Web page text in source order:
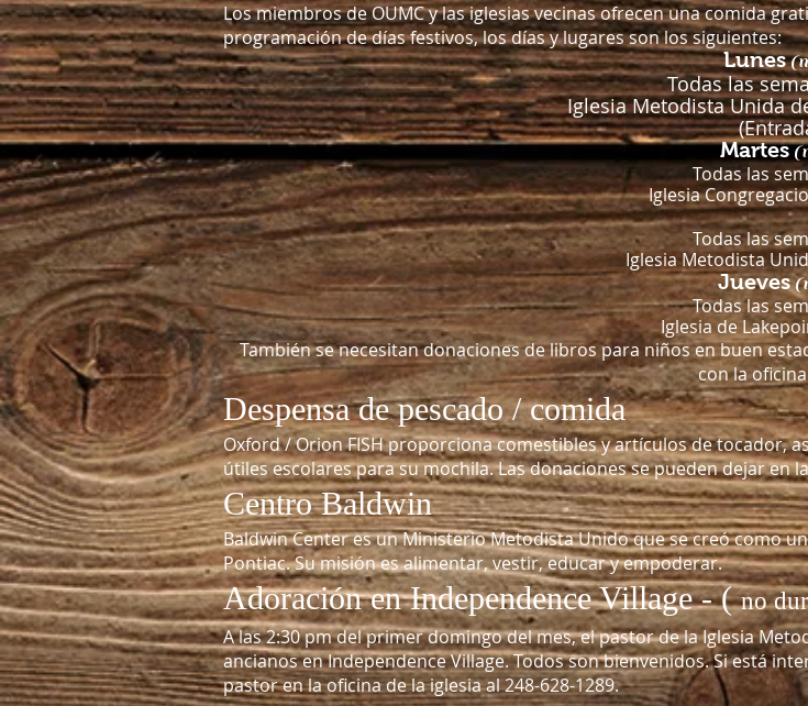
Los miembros de OUMC y las iglesias vecinas ofrecen una comida
programación de días festivos, los días y lugares son los siguientes:
Lunes
Todas las
Iglesia Metodista Unida
Martes
Todas las
Iglesia
Todas las
Iglesia Metodista
Jueves
Todas las
Iglesia de
También se necesitan donaciones de libros para niños en buen
con la
Despensa de pescado / comida
Oxford / Orion FISH proporciona comestibles y artículos de tocador,
útiles escolares para su mochila. Las donaciones se pueden dejar en
Centro Baldwin
Baldwin Center es un Ministerio Metodista Unido que se creó como
Pontiac. Su misión es alimentar, vestir, educar y empoderar.
Adoración en Independence Village - (no
A las 2:30 pm del primer domingo del mes, el pastor de la Iglesia
ancianos en Independence Village. Todos son bienvenidos. Si está
pastor en la oficina de la iglesia al 248-628-1289.